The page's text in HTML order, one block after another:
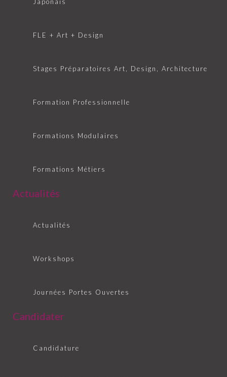
Japonais
FLE + Art + Design
Stages Préparatoires Art, Design, Architecture
Formation Professionnelle
Formations Modulaires
Formations Métiers
Actualités
Actualités
Workshops
Journées Portes Ouvertes
Candidater
Candidature